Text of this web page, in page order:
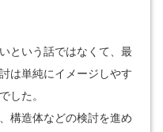
という話ではなくて、最
は単純にイメージしやす
した。
構造体などの検討を進め